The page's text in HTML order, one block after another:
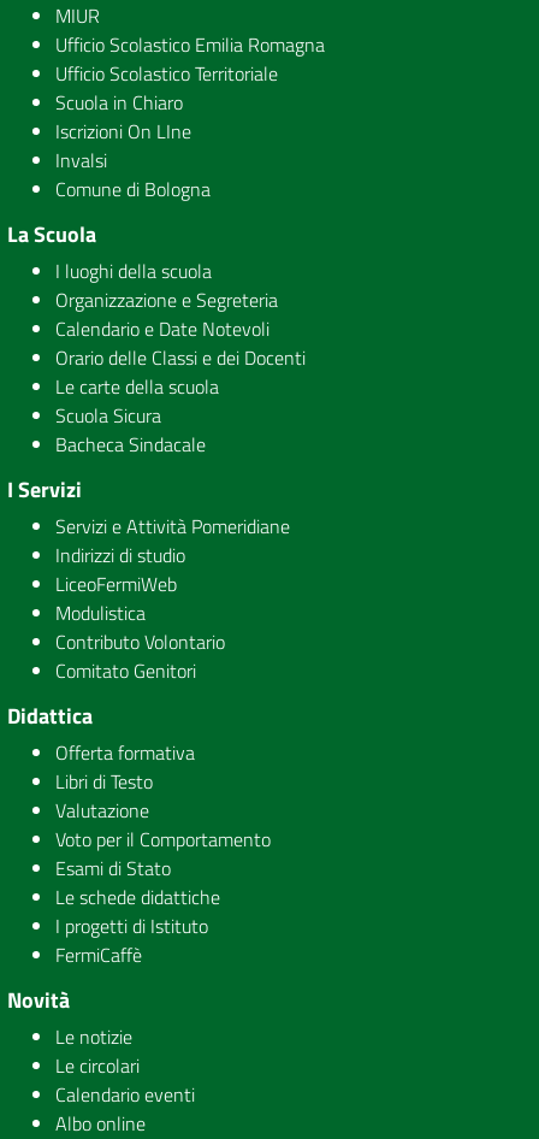
MIUR
Ufficio Scolastico Emilia Romagna
Ufficio Scolastico Territoriale
Scuola in Chiaro
Iscrizioni On LIne
Invalsi
Comune di Bologna
La Scuola
I luoghi della scuola
Organizzazione e Segreteria
Calendario e Date Notevoli
Orario delle Classi e dei Docenti
Le carte della scuola
Scuola Sicura
Bacheca Sindacale
I Servizi
Servizi e Attività Pomeridiane
Indirizzi di studio
LiceoFermiWeb
Modulistica
Contributo Volontario
Comitato Genitori
Didattica
Offerta formativa
Libri di Testo
Valutazione
Voto per il Comportamento
Esami di Stato
Le schede didattiche
I progetti di Istituto
FermiCaffè
Novità
Le notizie
Le circolari
Calendario eventi
Albo online